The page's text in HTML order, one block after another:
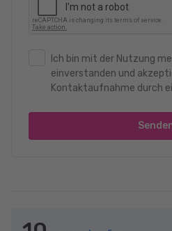
Ich bin mit der Nutzung
einverstanden und
Kontaktaufnahme durch